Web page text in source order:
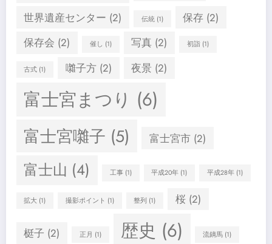
世界遺産センター (2) 伝統(1) 保存 (2)
保存会 (2) 催し (1) 写真 (2) 初詣(1)
古式 (1) 囃子方(2) 夜景 (2)
富士宮まつり (6)
富士宮囃子 (5) 富士宮市(2)
富士山 (4) 工事(1) 平成20年 (1) 平成28年(1)
拡大 (1) 撮影ポイント (1) 整列 (1) 桜(2)
梃子 (2) 正月 (1) 歴史 (6) 流鏑馬(1)